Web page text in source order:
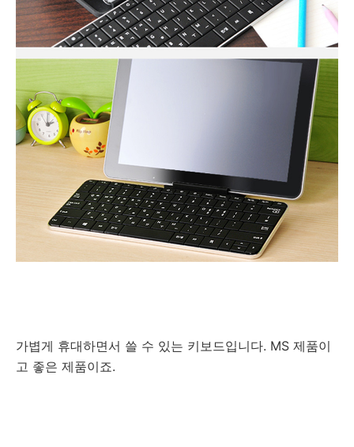
가볍게 휴대하면서 쓸 수 있는 키보드입니다. MS 제품이
고 좋은 제품이죠.